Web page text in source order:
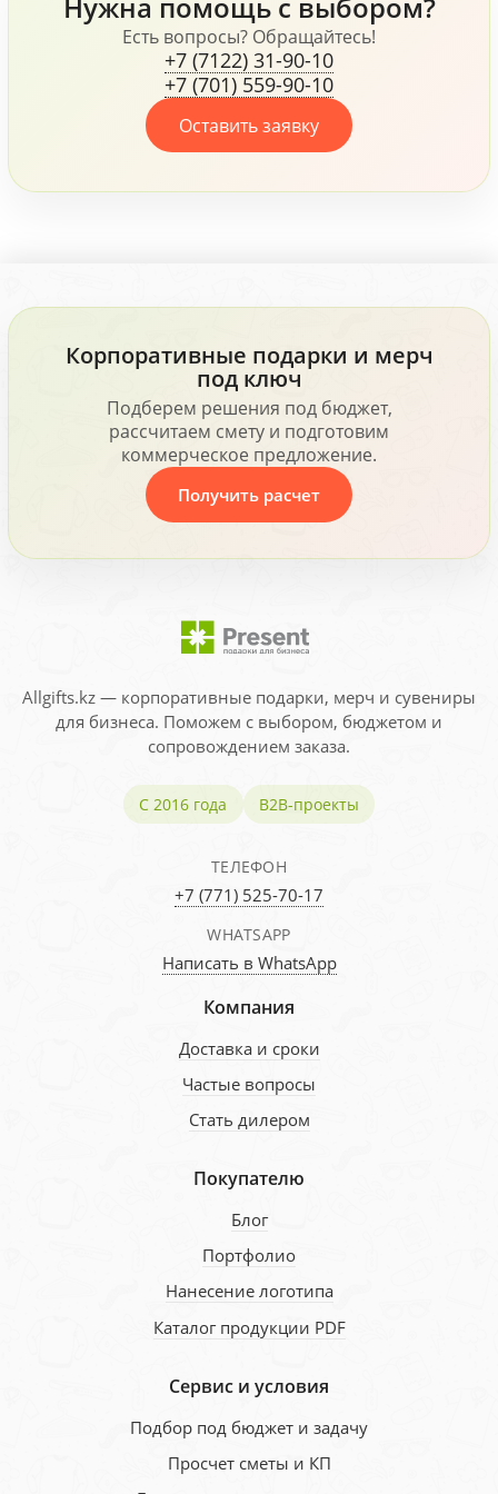
все это говорит о том,
что компания, не
жалеет средств для
своих сотрудников.
Есть вопросы? Обращайтесь!
+7 (7122) 31-90-10
+7 (701) 559-90-10
Оставить заявку
Корпоративные подарки и мерч
под ключ
Подберем решения под бюджет,
рассчитаем смету и подготовим
коммерческое предложение.
Получить расчет
Allgifts.kz — корпоративные подарки, мерч и сувениры
для бизнеса. Поможем с выбором, бюджетом и
сопровождением заказа.
С 2016 года B2B-проекты
ТЕЛЕФОН
+7 (771) 525-70-17
WHATSAPP
Написать в WhatsApp
Компания
Доставка и сроки
Частые вопросы
Стать дилером
Покупателю
Блог
Портфолио
Нанесение логотипа
Каталог продукции PDF
Сервис и условия
Подбор под бюджет и задачу
Просчет сметы и КП